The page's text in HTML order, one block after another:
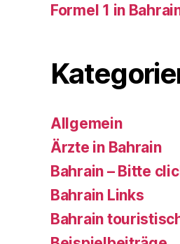
Formel 1 in
Allgemein
Ärzte in Bahrain
Bahrain – Bitte
Bahrain Links
Bahrain